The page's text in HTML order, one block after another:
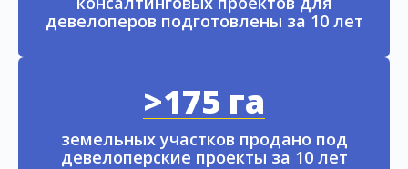
девелоперов подготовлены за 10 лет
>175 га
земельных участков продано под
девелоперские проекты за 10 лет